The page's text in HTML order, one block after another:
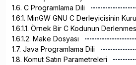
1.6. C Programlama Dili
1.6.1. MinGW GNU C Derleyicisinin
1.6.1.1. Örnek Bir C Kodunun
1.6.1.2. Make Dosyası
1.7. Java Programlama Dili
1.8. Komut Satırı Parametreleri